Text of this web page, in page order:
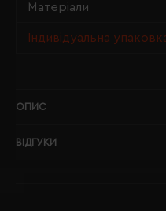
Матеріали
Індивідуальна
ОПИС
ВІДГУКИ